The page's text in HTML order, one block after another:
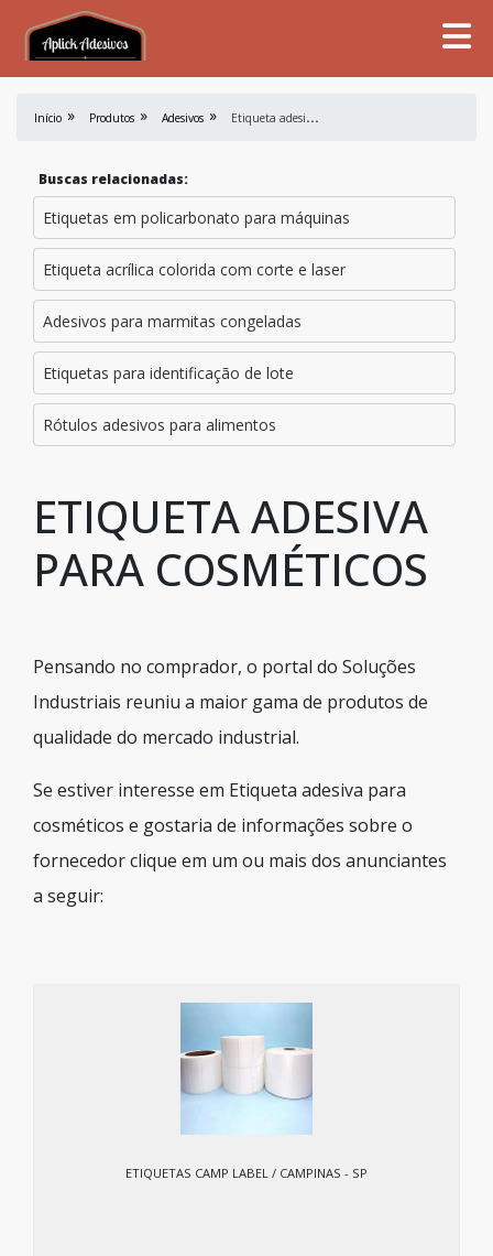
Início Produtos Adesivos E
tiqueta adesiva para cosméticos
Buscas relacionadas:
Etiquetas em policarbonato para máquinas
Etiqueta acrílica colorida com corte e laser
Adesivos para marmitas congeladas
Etiquetas para identificação de lote
Rótulos adesivos para alimentos
ETIQUETA ADESIVA
PARA COSMÉTICOS
Pensando no comprador, o portal do Soluções
Industriais reuniu a maior gama de produtos de
qualidade do mercado industrial.
Se estiver interesse em Etiqueta adesiva para
cosméticos e gostaria de informações sobre o
fornecedor clique em um ou mais dos anunciantes
a seguir:
ETIQUETAS CAMP LABEL / CAMPINAS - SP